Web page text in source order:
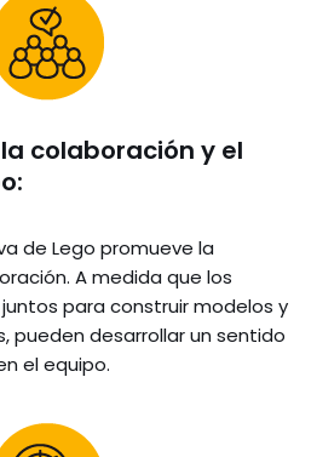
colaboración y el
de Lego promueve la
A medida que los
para construir modelos y
pueden desarrollar un sentido
el equipo.